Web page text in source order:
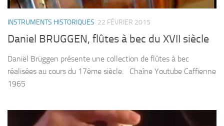
INSTRUMENTS HISTORIQUES 22 FÉVRIER 2015
Daniel BRUGGEN, flûtes à bec du XVII siècle
Daniël Brüggen présente une collection de flûtes à bec
réalisées au cours du 17ème siècle. Chaîne Youtube Caffienne
1965